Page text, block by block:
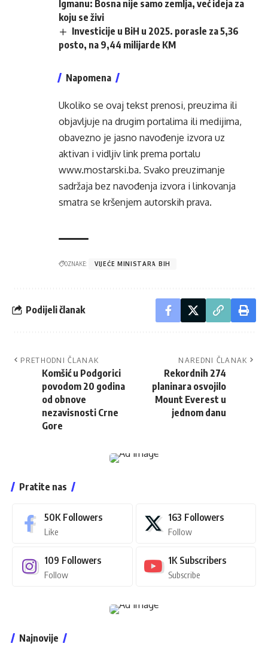
Igmanu: Bosna nije samo zemlja, već ideja za
koju se živi
Investicije u BiH u 2025. porasle za 5,36
posto, na 9,44 milijarde KM
Napomena
Ukoliko se ovaj tekst prenosi, preuzima ili
objavljuje na drugim portalima ili medijima,
obavezno je jasno navođenje izvora uz
aktivan i vidljiv link prema portalu
www.mostarski.ba. Svako preuzimanje
sadržaja bez navođenja izvora i linkovanja
smatra se kršenjem autorskih prava.
OZNAKE: VIJEĆE MINISTARA BIH
Podijeli članak
PRETHODNI ČLANAK
Komšić u Podgorici
povodom 20 godina
od obnove
nezavisnosti Crne
Gore
NAREDNI ČLANAK
Rekordnih 274
planinara osvojilo
Mount Everest u
jednom danu
Pratite nas
50K Followers
Like
163 Followers
Follow
109 Followers
Follow
1K Subscribers
Subscribe
Najnovije